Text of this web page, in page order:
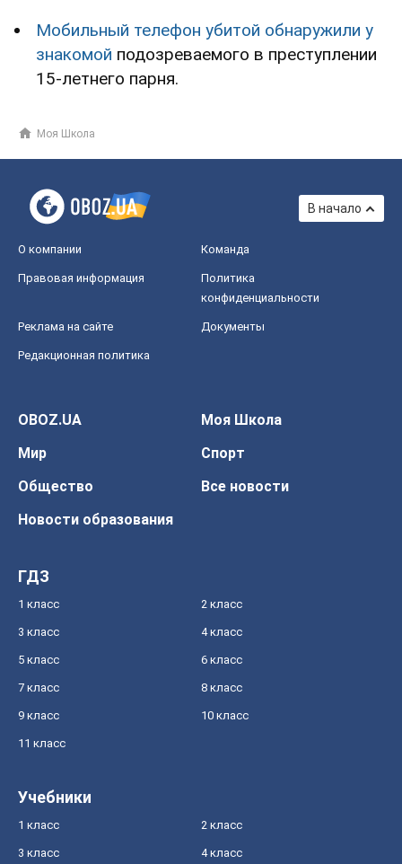
Мобильный телефон убитой обнаружили у
знакомой подозреваемого в преступлении
15-летнего парня.
Моя Школа
В начало
О компании Команда
Правовая информация
Политика
конфиденциальности
Реклама на сайте Документы
Редакционная политика
OBOZ.UA
Моя Школа
Мир
Спорт
Общество
Все новости
Новости образования
ГДЗ
1 класс 2 класс
3 класс 4 класс
5 класс 6 класс
7 класс 8 класс
9 класс 10 класс
11 класс
Учебники
1 класс 2 класс
3 класс 4 класс